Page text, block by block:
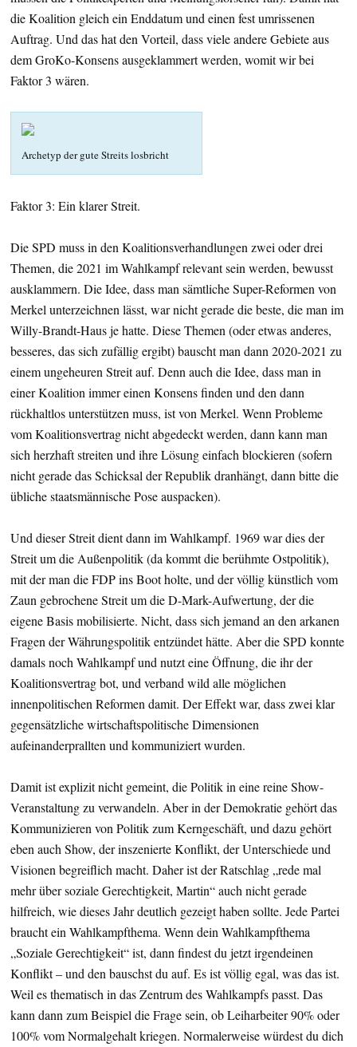
die Koalition gleich ein Enddatum und einen fest umrissenen
Auftrag. Und das hat den Vorteil, dass viele andere Gebiete aus
dem GroKo-Konsens ausgeklammert werden, womit wir bei
Faktor 3 wären.
Archetyp der gute Streits losbricht
Faktor 3: Ein klarer Streit.
Die SPD muss in den Koalitionsverhandlungen zwei oder drei
Themen, die 2021 im Wahlkampf relevant sein werden, bewusst
ausklammern. Die Idee, dass man sämtliche Super-Reformen von
Merkel unterzeichnen lässt, war nicht gerade die beste, die man im
Willy-Brandt-Haus je hatte. Diese Themen (oder etwas anderes,
besseres, das sich zufällig ergibt) bauscht man dann 2020-2021 zu
einem ungeheuren Streit auf. Denn auch die Idee, dass man in
einer Koalition immer einen Konsens finden und den dann
rückhaltlos unterstützen muss, ist von Merkel. Wenn Probleme
vom Koalitionsvertrag nicht abgedeckt werden, dann kann man
sich herzhaft streiten und ihre Lösung einfach blockieren (sofern
nicht gerade das Schicksal der Republik dranhängt, dann bitte die
übliche staatsmännische Pose auspacken).
Und dieser Streit dient dann im Wahlkampf. 1969 war dies der
Streit um die Außenpolitik (da kommt die berühmte Ostpolitik),
mit der man die FDP ins Boot holte, und der völlig künstlich vom
Zaun gebrochene Streit um die D-Mark-Aufwertung, der die
eigene Basis mobilisierte. Nicht, dass sich jemand an den arkanen
Fragen der Währungspolitik entzündet hätte. Aber die SPD konnte
damals noch Wahlkampf und nutzt eine Öffnung, die ihr der
Koalitionsvertrag bot, und verband wild alle möglichen
innenpolitischen Reformen damit. Der Effekt war, dass zwei klar
gegensätzliche wirtschaftspolitische Dimensionen
aufeinanderprallten und kommuniziert wurden.
Damit ist explizit nicht gemeint, die Politik in eine reine Show-
Veranstaltung zu verwandeln. Aber in der Demokratie gehört das
Kommunizieren von Politik zum Kerngeschäft, und dazu gehört
eben auch Show, der inszenierte Konflikt, der Unterschiede und
Visionen begreiflich macht. Daher ist der Ratschlag „rede mal
mehr über soziale Gerechtigkeit, Martin“ auch nicht gerade
hilfreich, wie dieses Jahr deutlich gezeigt haben sollte. Jede Partei
braucht ein Wahlkampfthema. Wenn dein Wahlkampfthema
„Soziale Gerechtigkeit“ ist, dann findest du jetzt irgendeinen
Konflikt – und den bauschst du auf. Es ist völlig egal, was das ist.
Weil es thematisch in das Zentrum des Wahlkampfs passt. Das
kann dann zum Beispiel die Frage sein, ob Leiharbeiter 90% oder
100% vom Normalgehalt kriegen. Normalerweise würdest du dich